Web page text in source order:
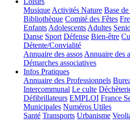
MusiqueActivités Nature Base
Bibliothèque Comité des Fêtes
EnfantsAdolescentsAdultes
Danse Sport Défense Bien-être
Détente/Convialité
Annuaire des assosAnnuaire des
Démarches associatives
Infos Pratiques
Annuaire des Professionnels
Intercommunal Le culte
Défibrillateurs EMPLOI France
Municipales Numéros Utiles
Santé Transports Urbanisme